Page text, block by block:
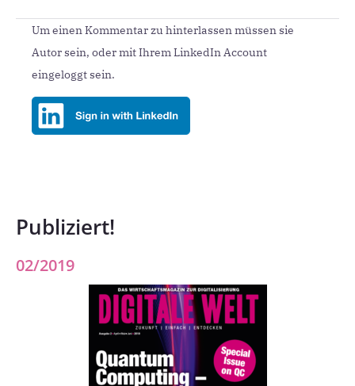
Um einen Kommentar zu hinterlassen müssen sie
Autor sein, oder mit Ihrem LinkedIn Account
eingeloggt sein.
Publiziert!
02/2019